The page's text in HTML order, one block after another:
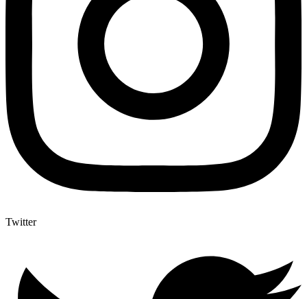
Twitter